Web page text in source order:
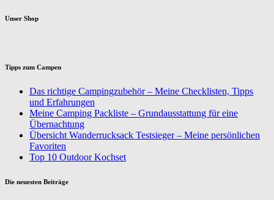
Unser Shop
Tipps zum Campen
Das richtige Campingzubehör – Meine Checklisten, Tipps
und Erfahrungen
Meine Camping Packliste – Grundausstattung für eine
Übernachtung
Übersicht Wanderrucksack Testsieger – Meine persönlichen
Favoriten
Top 10 Outdoor Kochset
Die neuesten Beiträge